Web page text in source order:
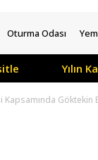
Oturma Odası
Yılın
Kapsamında Göktekin